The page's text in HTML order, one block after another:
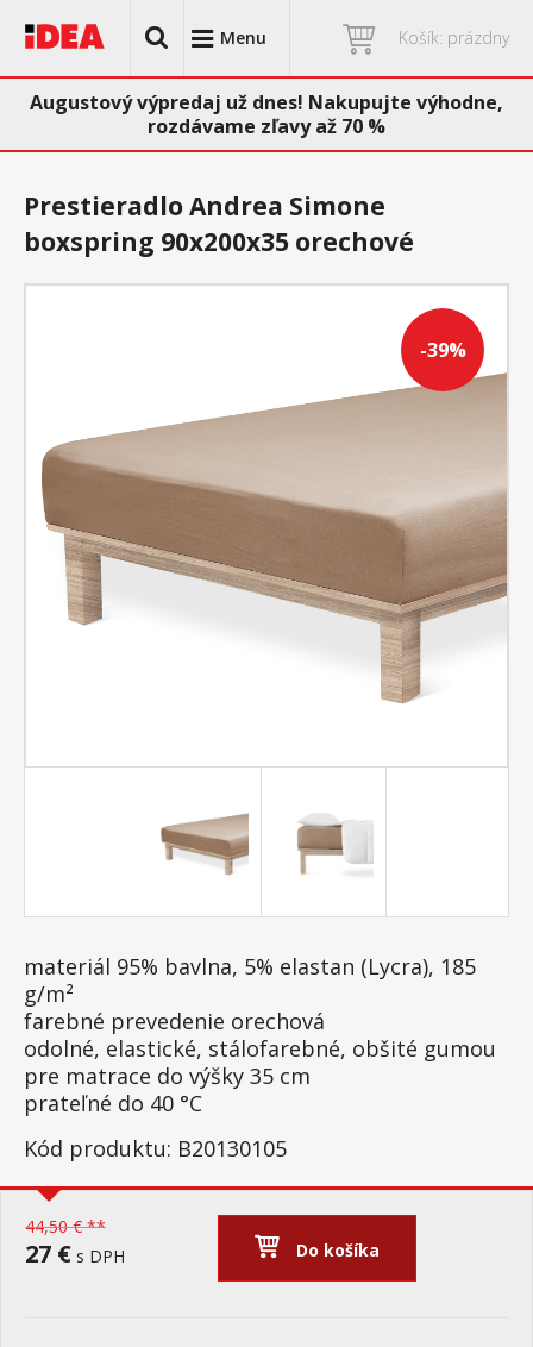
Menu Košík: prázdny
Augustový výpredaj už dnes! Nakupujte výhodne,
rozdávame zľavy až 70 %
-39%
Prestieradlo Andrea Simone
boxspring 90x200x35 orechové
materiál 95% bavlna, 5% elastan (Lycra), 185
g/m²
farebné prevedenie orechová
odolné, elastické, stálofarebné, obšité gumou
pre matrace do výšky 35 cm
prateľné do 40 °C
Kód produktu: B20130105
44,50 € **
27 € s DPH Do košíka